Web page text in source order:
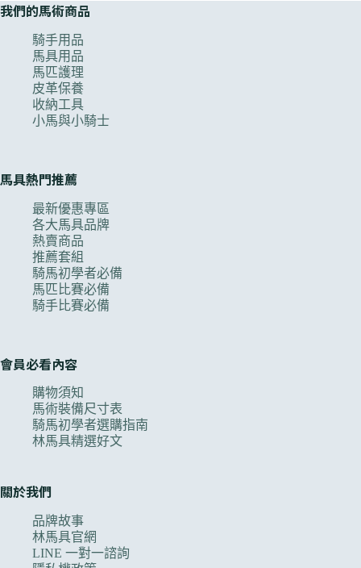
我們的馬術商品
騎手用品
馬具用品
馬匹護理
皮革保養
收納工具
小馬與小騎士
馬具熱門推薦
最新優惠專區
各大馬具品牌
熱賣商品
推薦套組
騎馬初學者必備
馬匹比賽必備
騎手比賽必備
會員必看內容
購物須知
馬術裝備尺寸表
騎馬初學者選購指南
林馬具精選好文
關於我們
品牌故事
林馬具官網
LINE 一對一諮詢